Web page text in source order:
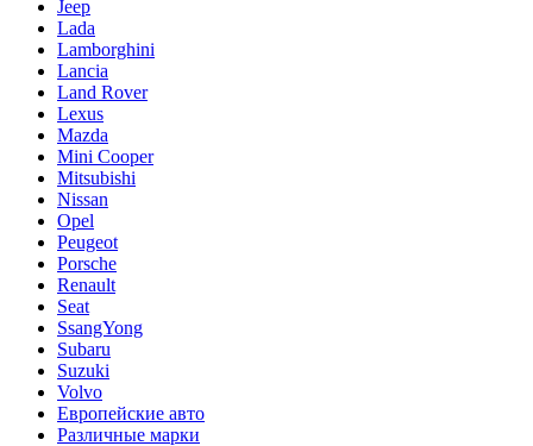
Jeep
Lada
Lamborghini
Lancia
Land Rover
Lexus
Mazda
Mini Cooper
Mitsubishi
Nissan
Opel
Peugeot
Porsche
Renault
Seat
SsangYong
Subaru
Suzuki
Volvo
Европейские авто
Различные марки